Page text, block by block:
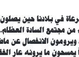
في بلادنا حين
مجتمع السادة
الانفصال عن
يمسحون ما يرونه عار